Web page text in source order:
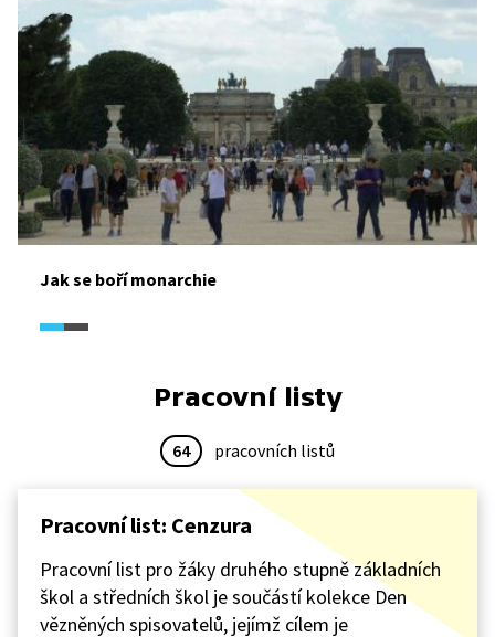
Jak se boří monarchie
Pracovní listy
64 pracovních listů
Pracovní list: Cenzura
Pracovní list pro žáky druhého stupně základních
škol a středních škol je součástí kolekce Den
vězněných spisovatelů, jejímž cílem je